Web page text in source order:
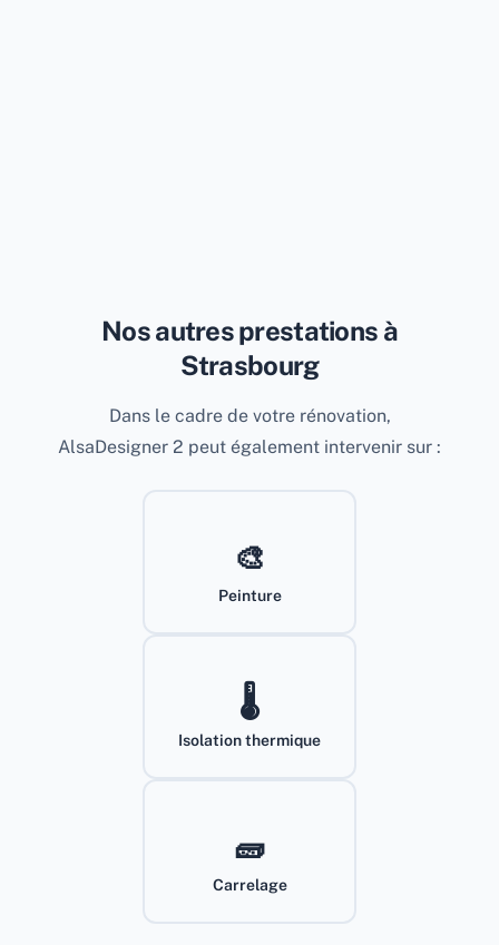
Nos autres prestations à
Strasbourg
Dans le cadre de votre rénovation,
AlsaDesigner 2 peut également intervenir sur :
🎨
Peinture
🌡️
Isolation thermique
🧱
Carrelage